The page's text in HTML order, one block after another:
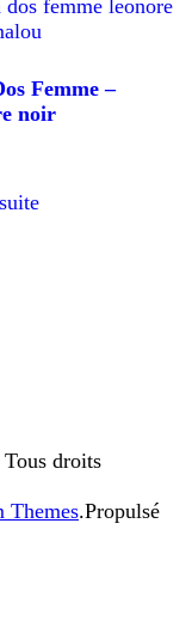
Femme –
noir
Tous droits
Themes.Propulsé